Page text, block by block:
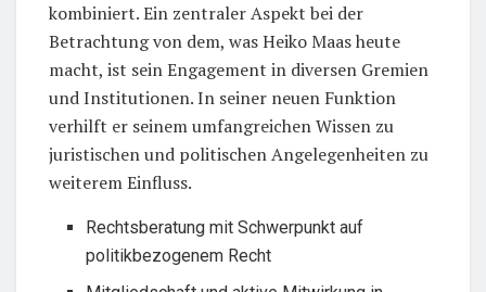
kombiniert. Ein zentraler Aspekt bei der
Betrachtung von dem, was Heiko Maas heute
macht, ist sein Engagement in diversen Gremien
und Institutionen. In seiner neuen Funktion
verhilft er seinem umfangreichen Wissen zu
juristischen und politischen Angelegenheiten zu
weiterem Einfluss.
Rechtsberatung mit Schwerpunkt auf
politikbezogenem Recht